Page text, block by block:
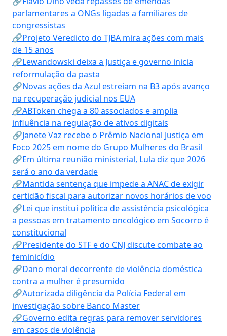
parlamentares a ONGs ligadas a familiares de
congressistas
🔗Projeto Veredicto do TJBA mira ações com mais
de 15 anos
🔗Lewandowski deixa a Justiça e governo inicia
reformulação da pasta
🔗Novas ações da Azul estreiam na B3 após avanço
na recuperação judicial nos EUA
🔗ABToken chega a 80 associados e amplia
influência na regulação de ativos digitais
🔗Janete Vaz recebe o Prêmio Nacional Justiça em
Foco 2025 em nome do Grupo Mulheres do Brasil
🔗Em última reunião ministerial, Lula diz que 2026
será o ano da verdade
🔗Mantida sentença que impede a ANAC de exigir
certidão fiscal para autorizar novos horários de voo
🔗Lei que institui política de assistência psicológica
a pessoas em tratamento oncológico em Socorro é
constitucional
🔗Presidente do STF e do CNJ discute combate ao
feminicídio
🔗Dano moral decorrente de violência doméstica
contra a mulher é presumido
🔗Autorizada diligência da Polícia Federal em
investigação sobre Banco Master
🔗Governo edita regras para remover servidores
em casos de violência